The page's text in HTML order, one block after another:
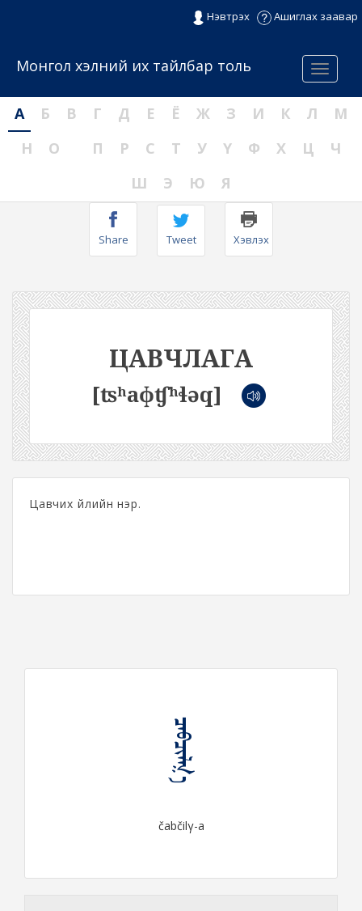
Нэвтрэх Ашиглах заавар
Menu
Монгол хэлний их тайлбар толь
А Б В Г Д Е Ё Ж З И К Л
М
Н
О П Р С Т У Ү Ф Х Ц
Ч
Ш
Э Ю Я
Share Tweet Хэвлэх
ЦАВЧЛАГА
[ʦʰaɸʧʰɬəq]
Цавчих үйлийн нэр.
ᠴᠠᠪᠴᠢᠯᠭ᠎ᠠ
čabčilγ-a